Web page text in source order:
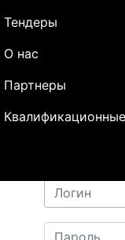
Тендеры
О нас
Партнеры